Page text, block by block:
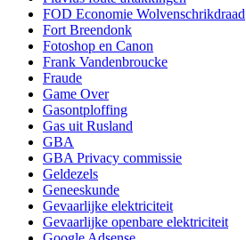
FOD Economie Wolvenschrikdraad
Fort Breendonk
Fotoshop en Canon
Frank Vandenbroucke
Fraude
Game Over
Gasontploffing
Gas uit Rusland
GBA
GBA Privacy commissie
Geldezels
Geneeskunde
Gevaarlijke elektriciteit
Gevaarlijke openbare elektriciteit